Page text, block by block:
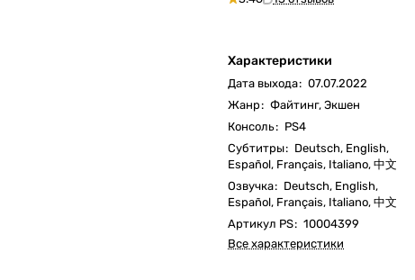
Характеристики
Дата выхода: 07.07.2022
Жанр: Файтинг, Экшен
Консоль: PS4
Субтитры: Deutsch, English,
Español, Français, Italiano, 中文
Озвучка: Deutsch, English,
Español, Français, Italiano, 中文
Артикул PS: 10004399
Все характеристики